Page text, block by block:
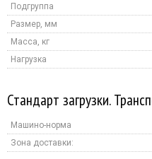
Подгруппа
Размер, мм
Масса, кг
Нагрузка
Стандарт загрузки.
Машино-норма
Зона доставки: